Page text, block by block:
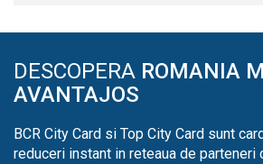
DESCOPERA ROMANIA
AVANTAJOS
BCR City Card si Top City Card sunt
reduceri instant in reteaua de parteneri